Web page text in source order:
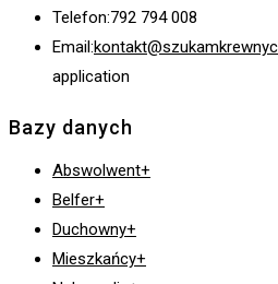
Telefon:792 794 008
Email:
application
Bazy danych
Abswolwent+
Belfer+
Duchowny+
Mieszkańcy+